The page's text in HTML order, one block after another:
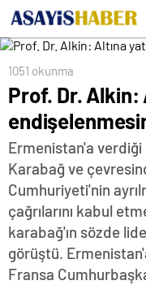
1051 okunma
Prof. Dr. Alkin:
Ermenistan'a verdiği
Karabağ ve
Cumhuriyeti'nin
çağrılarını kabul
karabağ'ın sözde
görüştü.
Fransa